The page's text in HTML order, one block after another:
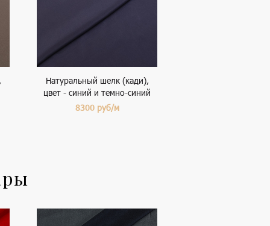
Натуральный шелк (кади),
цвет - синий и темно-синий
8300 руб/м